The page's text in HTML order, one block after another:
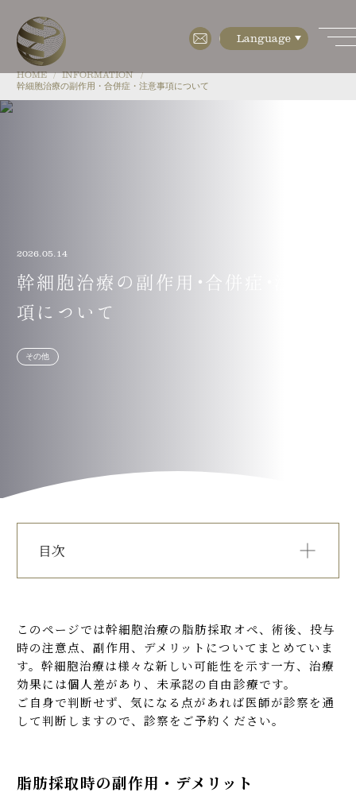
MENU
INFORMATION
ACCESS
お問い合わせフォーム
HOME
INFORMATION
幹細胞治療の副作用・合併症・注意事項について
2026.05.14
幹細胞治療の副作用・合併症・注意事
項について
その他
目次
フレイル、糖尿病、更年期障害、脳血管障害、慢性疼
痛、肝障害治療をご希望の方
ED治療をご希望の方
毛髪組織、変形性関節症（膝）治療をご希望の方
このページでは幹細胞治療の脂肪採取オペ、術後、投与
時の注意点、副作用、デメリットについてまとめていま
す。幹細胞治療は様々な新しい可能性を示す一方、治療
効果には個人差があり、未承認の自由診療です。
ご自身で判断せず、気になる点があれば医師が診察を通
して判断しますので、診察をご予約ください。
脂肪採取時の副作用・デメリット